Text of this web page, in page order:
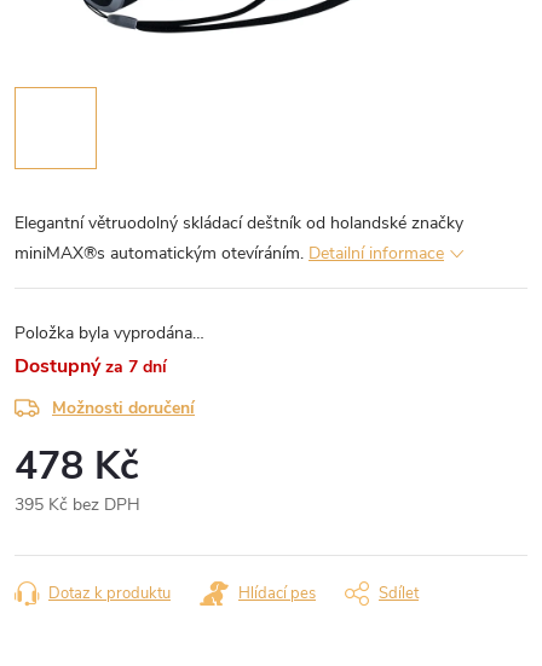
Elegantní větruodolný skládací deštník od holandské značky
miniMAX®s automatickým otevíráním. Detailní informace
Položka byla vyprodána…
za 7 dní
Možnosti doručení
478 Kč
395 Kč bez DPH
cena:
Dotaz k produktu Hlídací pes Sdílet